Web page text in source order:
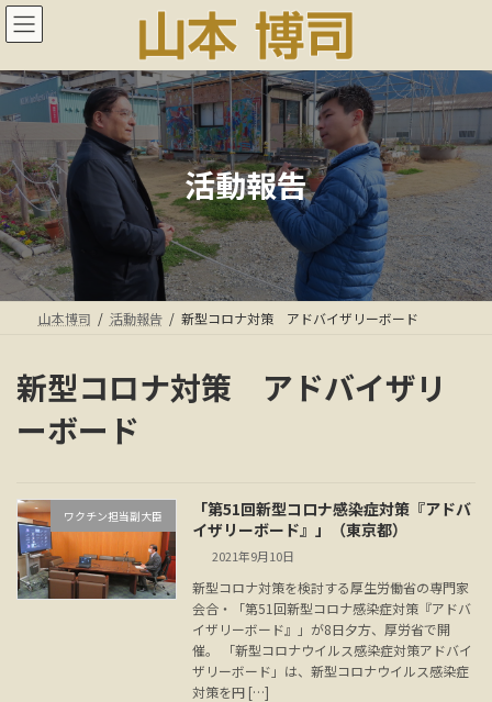
コ
ン
ン
ツ
へ
ス
キ
ッ
プ
ナ
ビ
ー
シ
ョ
ン
に
移
動
活動報告
山本博司 活動報告 新型コロナ対策 アドバイザリーボード
新型コロナ対策 アドバイザリ
ーボード
ワクチン担当副大臣
「第51回新型コロナ感染症対策『アドバ
イザリーボード』」（東京都）
2021年9月10日
新型コロナ対策を検討する厚生労働省の専門家
会合・「第51回新型コロナ感染症対策『アドバ
イザリーボード』」が8日夕方、厚労省で開
催。 「新型コロナウイルス感染症対策アドバイ
ザリーボード」は、新型コロナウイルス感染症
対策を円 […]